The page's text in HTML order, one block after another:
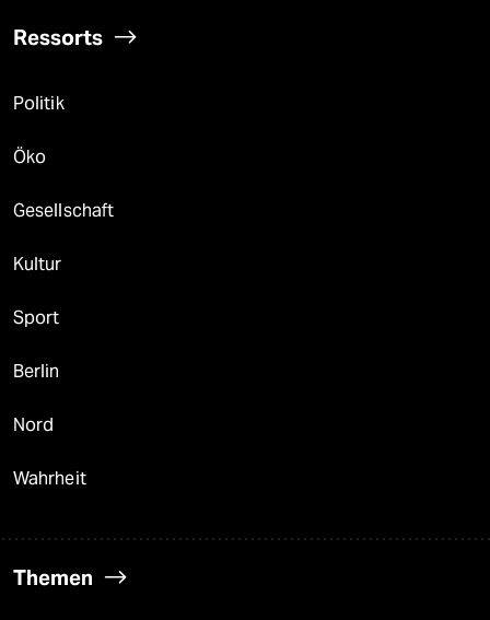
Ressorts
Politik
Öko
Gesellschaft
Kultur
Sport
Berlin
Nord
Wahrheit
Themen